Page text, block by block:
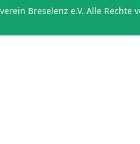
Breselenz e.V. Alle Rechte